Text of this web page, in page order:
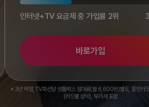
인터넷+TV 요금제 중 가입률 2위
바로가입
※ 3년 약정, TV회선당 셋톱박스 임대료(월 6,600원)별도, 할인카
(카드별 상이), 부가세 포함